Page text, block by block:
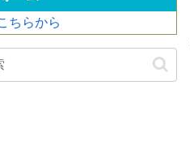
ちらから